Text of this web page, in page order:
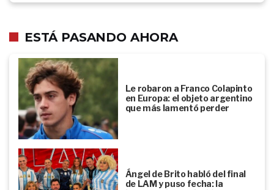
ESTÁ PASANDO AHORA
Le robaron a Franco Colapinto
en Europa: el objeto argentino
que más lamentó perder
Ángel de Brito habló del final
de LAM y puso fecha: la